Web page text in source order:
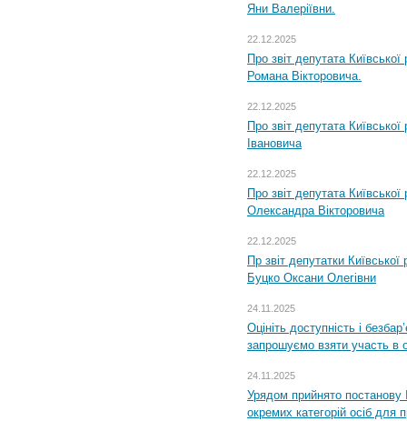
Яни Валеріївни.
22.12.2025
Про звіт депутата
Романа Вікторовича.
22.12.2025
Про звіт депутата
Івановича
22.12.2025
Про звіт депутата
Олександра Вікторовича
22.12.2025
Пр звіт депутатки
Буцко Оксани Олегівни
24.11.2025
Оцініть доступність і
запрошуємо взяти участь в
24.11.2025
Урядом прийнято постанову
окремих категорій осіб для